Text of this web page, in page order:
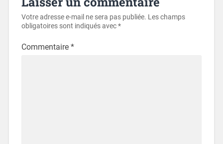
Votre adresse e-mail ne sera pas publiée. Les champs
obligatoires sont indiqués avec*
Commentaire *